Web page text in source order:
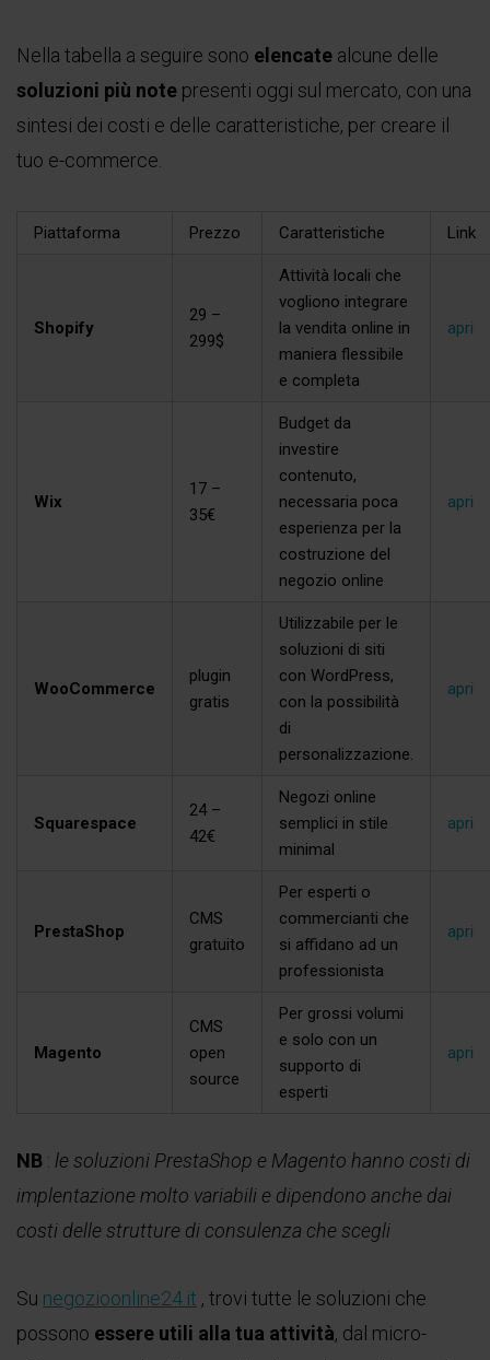
Nella tabella a seguire sono elencate alcune delle
soluzioni più note presenti oggi sul mercato, con una
sintesi dei costi e delle caratteristiche, per creare il
tuo e-commerce.
Piattaforma Prezzo Caratteristiche Link
Shopify
29 –
299$
Attività locali che
vogliono integrare
la vendita online in
maniera flessibile
e completa
apri
Wix
17 –
35€
Budget da
investire
contenuto,
necessaria poca
esperienza per la
costruzione del
negozio online
apri
WooCommerce
plugin
gratis
Utilizzabile per le
soluzioni di siti
con WordPress,
con la possibilità
di
personalizzazione.
apri
Squarespace
24 –
42€
Negozi online
semplici in stile
minimal
apri
PrestaShop
CMS
gratuito
Per esperti o
commercianti che
si affidano ad un
professionista
apri
Magento
CMS
open
source
Per grossi volumi
e solo con un
supporto di
esperti
apri
NB : le soluzioni PrestaShop e Magento hanno costi di
implentazione molto variabili e dipendono anche dai
costi delle strutture di consulenza che scegli
Su negozioonline24.it , trovi tutte le soluzioni che
possono essere utili alla tua attività, dal micro-